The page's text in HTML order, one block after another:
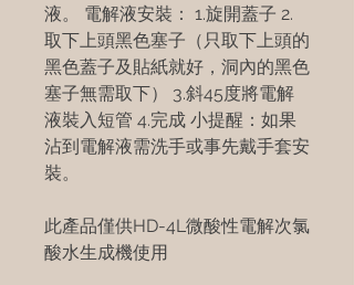
液。 電解液安裝： 1.旋開蓋子 2.
取下上頭黑色塞子（只取下上頭的
黑色蓋子及貼紙就好，洞內的黑色
塞子無需取下） 3.斜45度將電解
液裝入短管 4.完成 小提醒：如果
沾到電解液需洗手或事先戴手套安
裝。
此產品僅供HD-4L微酸性電解次氯
酸水生成機使用